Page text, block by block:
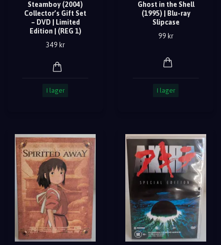
Steamboy (2004)
Collector’s Gift Set
– DVD | Limited
Edition | (REG 1)
349 kr
I lager
Ghost in the Shell
(1995) | Blu-ray
Slipcase
99 kr
I lager